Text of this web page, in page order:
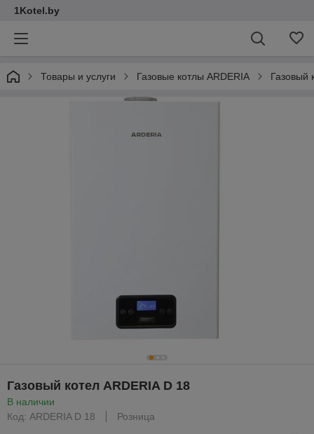
1Kotel.by
Товары и услуги Газовые котлы ARDERIA Газовый
Газовый котел ARDERIA D 18
В наличии
Код: ARDERIA D 18
Розница